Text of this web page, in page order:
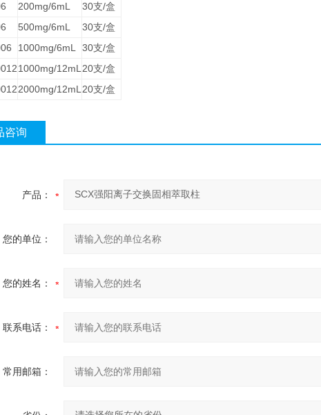
200mg/6mL 30支/盒
500mg/6mL 30支/盒
1000mg/6mL 30支/盒
1000mg/12mL 20支/盒
2000mg/12mL 20支/盒
咨询
产品：
您的单位：
您的姓名：
联系电话：
常用邮箱：